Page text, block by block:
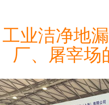
工业洁净地
厂、屠宰场